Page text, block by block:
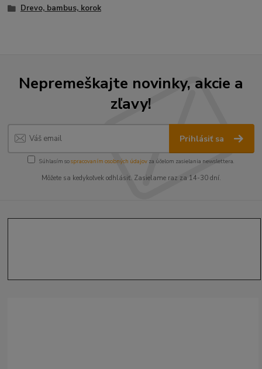
Drevo, bambus, korok
Nepremeškajte novinky, akcie a
zľavy!
Prihlásiť sa
Súhlasím sospracovaním osobných údajov za účelom zasielania newslettera.
Môžete sa kedykoľvek odhlásiť. Zasielame raz za 14-30 dní.